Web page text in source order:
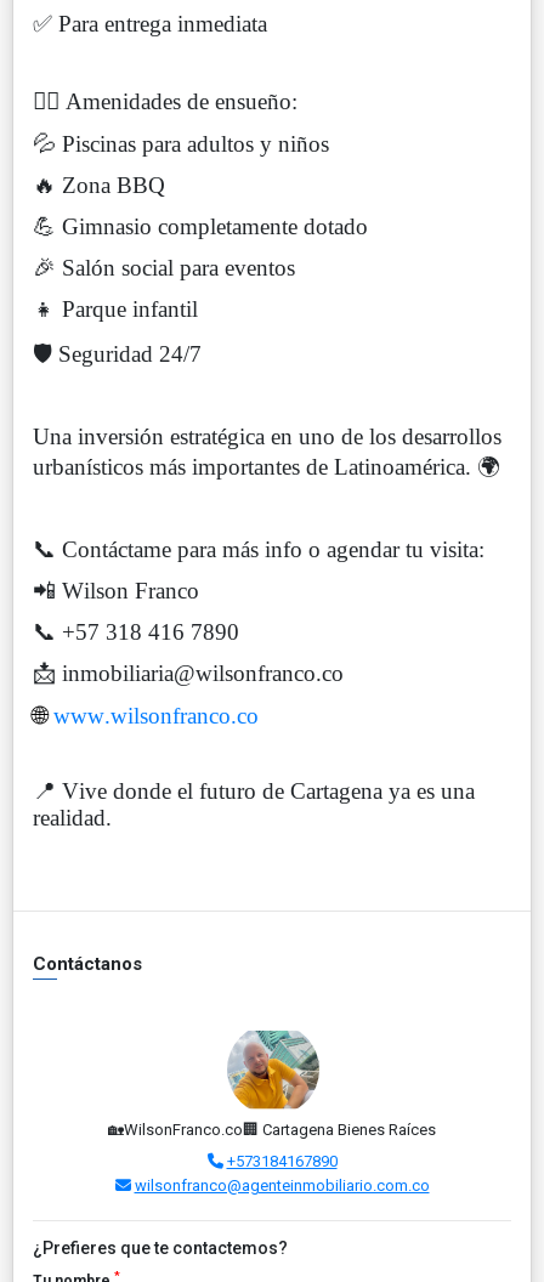
✅ Para entrega inmediata
🏊‍♂️ Amenidades de ensueño:
💦 Piscinas para adultos y niños
🔥 Zona BBQ
💪 Gimnasio completamente dotado
🎉 Salón social para eventos
👧 Parque infantil
🛡️ Seguridad 24/7
Una inversión estratégica en uno de los desarrollos
urbanísticos más importantes de Latinoamérica. 🌍
📞 Contáctame para más info o agendar tu visita:
📲 Wilson Franco
📞 +57 318 416 7890
📩 inmobiliaria@wilsonfranco.co
🌐www.wilsonfranco.co
📍 Vive donde el futuro de Cartagena ya es una
realidad.
Contáctanos
🏡WilsonFranco.co🏢 Cartagena Bienes Raíces
+573184167890
wilsonfranco@agenteinmobiliario.com.co
¿Prefieres que te contactemos?
*